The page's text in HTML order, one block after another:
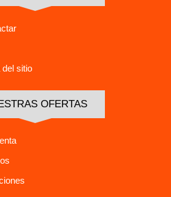
del sitio
OFERTAS